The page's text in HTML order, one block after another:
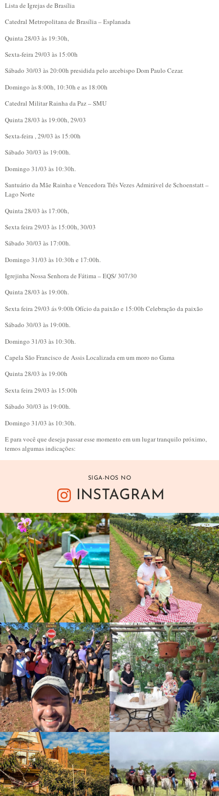
Lista de Igrejas de Brasília
Catedral Metropolitana de Brasília – Esplanada
Quinta 28/03 às 19:30h,
Sexta-feira 29/03 às 15:00h
Sábado 30/03 às 20:00h presidida pelo arcebispo Dom Paulo Cezar.
Domingo às 8:00h, 10:30h e as 18:00h
Catedral Militar Rainha da Paz – SMU
Quinta 28/03 às 19:00h, 29/03
Sexta-feira , 29/03 às 15:00h
Sábado 30/03 às 19:00h.
Domingo 31/03 às 10:30h.
Santuário da Mãe Rainha e Vencedora Três Vezes Admirável de Schoenstatt –
Lago Norte
Quinta 28/03 às 17:00h,
Sexta feira 29/03 às 15:00h, 30/03
Sábado 30/03 às 17:00h.
Domingo 31/03 às 10:30h e 17:00h.
Igrejinha Nossa Senhora de Fátima – EQS/ 307/30
Quinta 28/03 às 19:00h.
Sexta feira 29/03 ás 9:00h Ofício da paixão e 15:00h Celebração da paixão
Sábado 30/03 às 19:00h.
Domingo 31/03 às 10:30h.
Capela São Francisco de Assis Localizada em um moro no Gama
Quinta 28/03 às 19:00h
Sexta feira 29/03 às 15:00h
Sábado 30/03 às 19:00h.
Domingo 31/03 às 10:30h.
E para você que deseja passar esse momento em um lugar tranquilo próximo,
temos algumas indicações:
SIGA-NOS NO
INSTAGRAM